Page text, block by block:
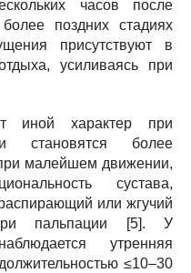
часов после
поздних стадиях
присутствуют в
усиливаясь при
иной характер при
становятся более
малейшем движении,
сустава,
или жгучий
пальпации [5]. У
утренняя
≤10–30